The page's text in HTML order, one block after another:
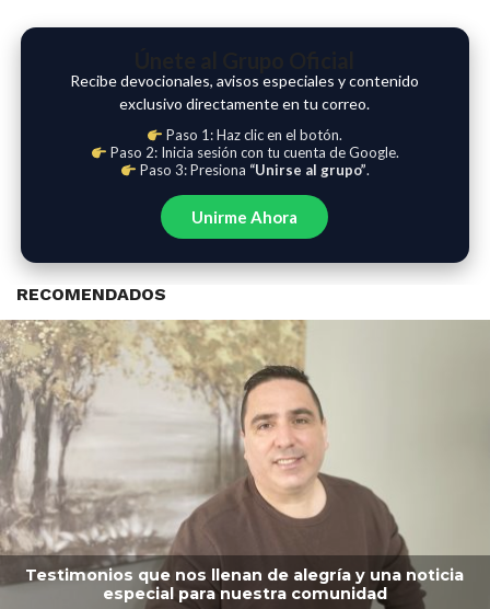
Recibe devocionales, avisos especiales y contenido
exclusivo directamente en tu correo.
Paso 1: Haz clic en el botón.
Paso 2: Inicia sesión con tu cuenta de Google.
Paso 3: Presiona “Unirse al grupo”.
Unirme Ahora
RECOMENDADOS
Testimonios que nos llenan de alegría y una noticia
especial para nuestra comunidad